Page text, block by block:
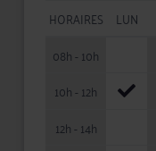
HORAIRES LUN
08h - 10h
10h - 12h
12h - 14h